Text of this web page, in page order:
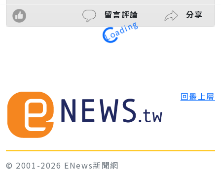
留言評論 分享
Loading
回最上層
© 2001-2026 ENews新聞網